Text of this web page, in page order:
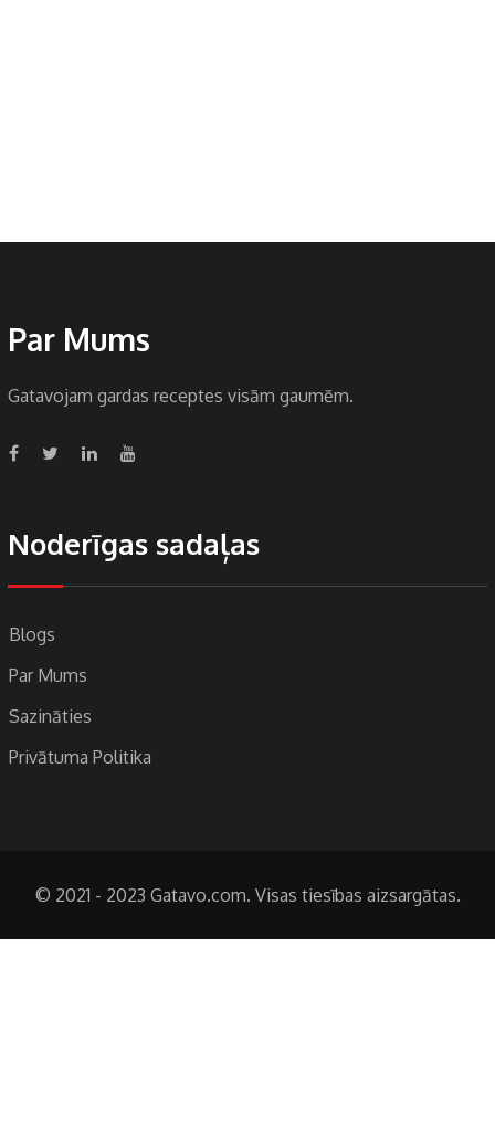
Par Mums
Gatavojam gardas receptes visām gaumēm.
Noderīgas sadaļas
Blogs
Par Mums
Sazināties
Privātuma Politika
© 2021 - 2023 Gatavo.com. Visas tiesības aizsargātas.